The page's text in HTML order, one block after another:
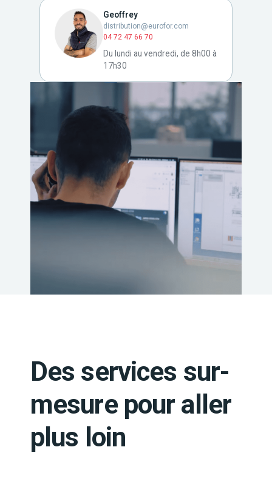
Geoffrey
distribution@eurofor.com
04 72 47 66 70
Du lundi au vendredi, de 8h00 à
17h30
Des services sur-
mesure pour aller
plus loin